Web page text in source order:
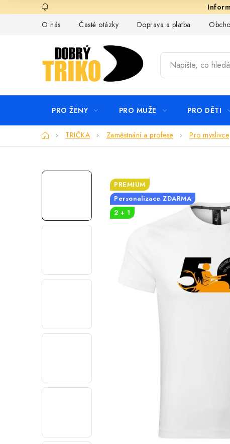
na
O nás
Časté otázky Doprava a platba
PRO ŽENY PRO MUŽE PRO DĚTI
DomůTRIČKA Zaměstnání a profese Pro myslivce
PREMIUM
Personalizace ZDARMA
2 + 1